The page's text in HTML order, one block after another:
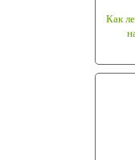
Как